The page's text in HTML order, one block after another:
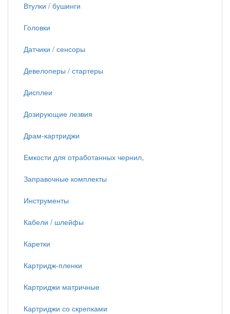
Втулки / бушинги
Головки
Датчики / сенсоры
Девелоперы / стартеры
Дисплеи
Дозирующие лезвия
Драм-картриджи
Емкости для отработанных чернил,
Заправочные комплекты
Инструменты
Кабели / шлейфы
Каретки
Картридж-пленки
Картриджи матричные
Картриджи со скрепками